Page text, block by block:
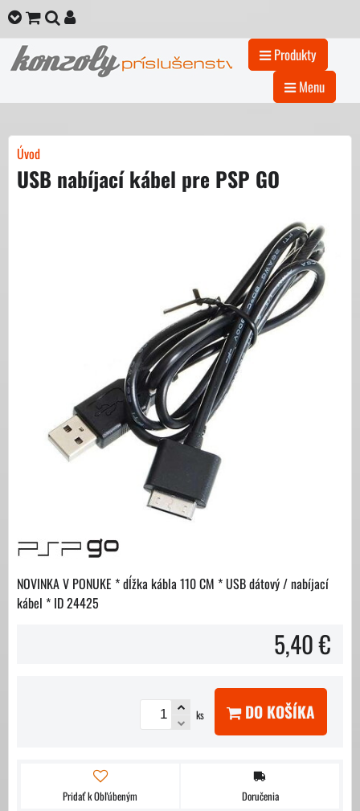
Produkty
Menu
Úvod
USB nabíjací kábel pre PSP GO
NOVINKA V PONUKE * dĺžka kábla 110 CM * USB dátový / nabíjací
kábel * ID 24425
5,40 €
ks DO KOŠÍKA
Pridať k Obľúbeným Doručenia